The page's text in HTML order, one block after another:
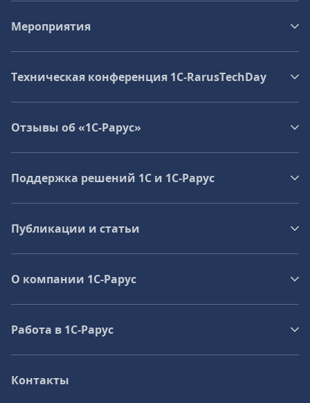
Мероприятия
Техническая конференция 1C‑RarusTechDay
Отзывы об «1С-Рарус»
Поддержка решений 1С и 1С‑Рарус
Публикации и статьи
О компании 1C-Рарус
Работа в 1С‑Рарус
Контакты